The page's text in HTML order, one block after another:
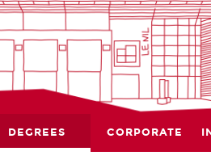
DEGREES CORPORATE